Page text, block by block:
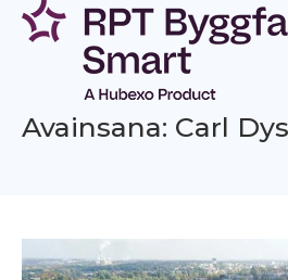
Siirry
sisältöön
Avainsana: Carl